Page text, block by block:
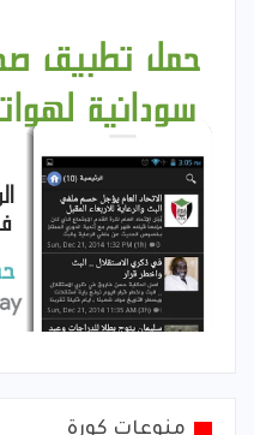
منوعات كورة